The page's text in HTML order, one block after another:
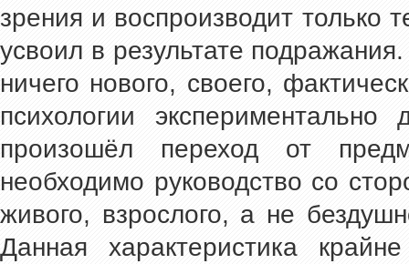
зрения и воспроизводит только
усвоил в результате
ничего нового, своего,
психологии
произошёл переход от
необходимо руководство со
живого, взрослого, а не
Данная характеристика